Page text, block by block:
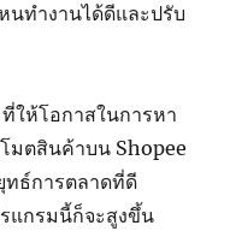
นทำงานได้ดีและปรับ
ให้โอกาสในการหา
มตสินค้าบน Shopee
ธ์การตลาดที่ดี
แกรมนี้ก็จะสูงขึ้น